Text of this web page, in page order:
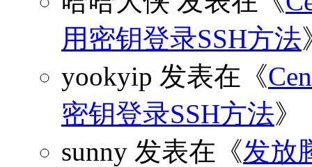
用密钥登录SSH方法
yookyip 发表在《
密钥登录SSH方法》
sunny 发表在《发放